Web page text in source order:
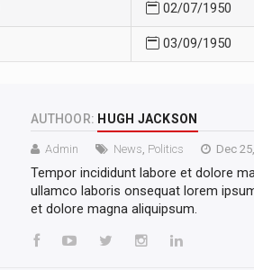
02/07/1950
03/09/1950
AUTHOOR: HUGH JACKSON
Admin News Politics Dec
Tempor incididunt labore et dolore
ullamco laboris onsequat lorem
et dolore magna aliquipsum.